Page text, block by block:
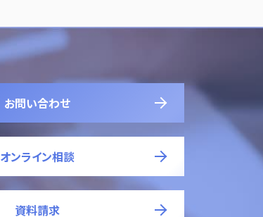
お問い合わせ
オンライン相談
資料請求